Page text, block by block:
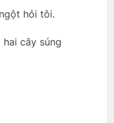
hỏi tôi.
cây súng